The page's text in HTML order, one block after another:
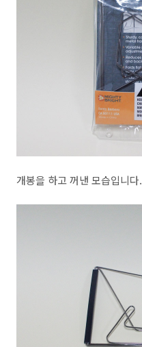
개봉을 하고 꺼낸 모습입니다.